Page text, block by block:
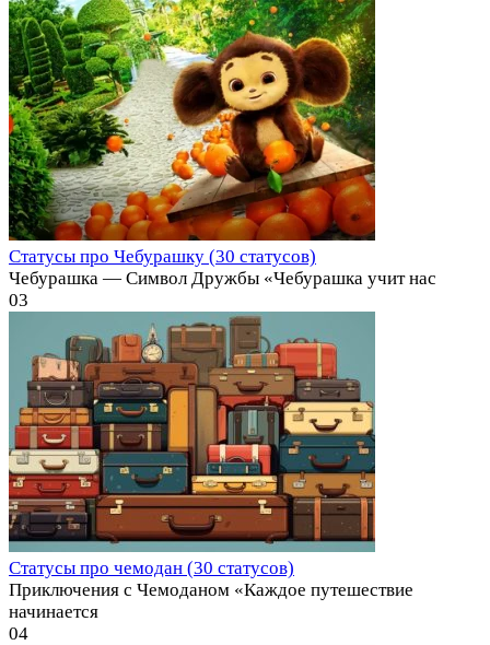
Статусы про Чебурашку (30 статусов)
Чебурашка — Символ Дружбы «Чебурашка учит нас
03
Статусы про чемодан (30 статусов)
Приключения с Чемоданом «Каждое путешествие
начинается
04